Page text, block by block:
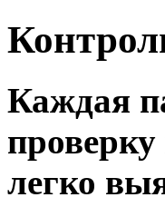
Каждая
легко